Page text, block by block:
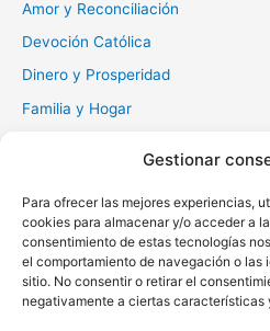
Gestionar
Para ofrecer las mejores experiencias,
cookies para almacenar y/o acceder a
consentimiento de estas tecnologías
el comportamiento de navegación o
sitio. No consentir o retirar el
negativamente a ciertas características
Amor y Reconciliación
Devoción Católica
Dinero y Prosperidad
Familia y Hogar
Muerte y Difuntos
Oraciones Diarias
Otras
Protección y Liberación